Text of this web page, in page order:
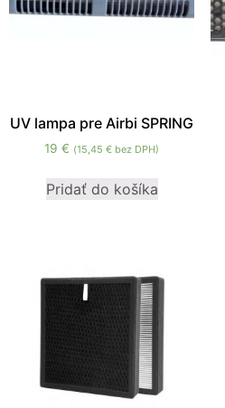
UV lampa pre Airbi SPRING
19€ (15,45€ bez DPH)
Pridať do košíka